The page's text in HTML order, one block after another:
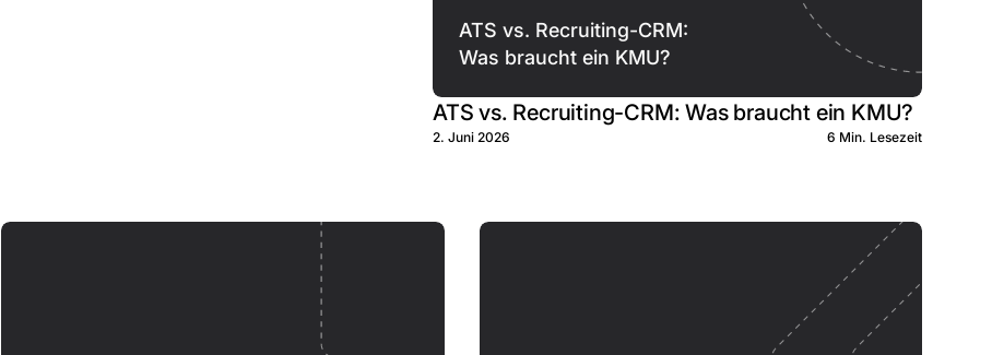
ATS vs. Recruiting-CRM:
Was braucht ein KMU?
ATS vs. Recruiting-CRM: Was braucht ein KMU?
2. Juni 2026 6 Min. Lesezeit